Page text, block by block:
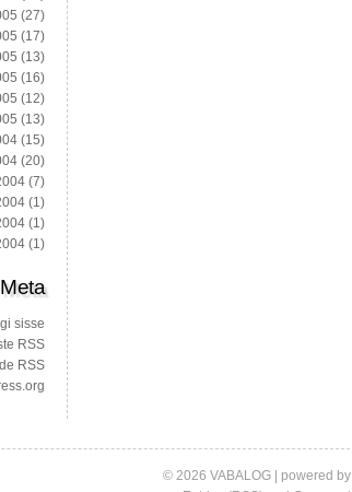
(27)
(17)
(13)
(16)
(12)
(13)
(15)
(20)
(7)
(1)
(1)
(1)
Meta
sisse
RSS
RSS
© 2026 VABALOG | powered by